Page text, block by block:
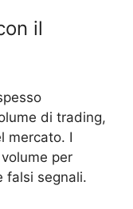
il
di trading,
mercato. I
per
falsi segnali.